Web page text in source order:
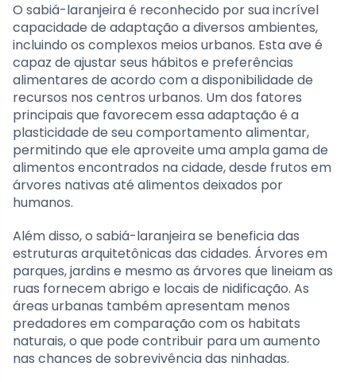
O sabiá-laranjeira é reconhecido por sua incrível
capacidade de adaptação a diversos ambientes,
incluindo os complexos meios urbanos. Esta ave é
capaz de ajustar seus hábitos e preferências
alimentares de acordo com a disponibilidade de
recursos nos centros urbanos. Um dos fatores
principais que favorecem essa adaptação é a
plasticidade de seu comportamento alimentar,
permitindo que ele aproveite uma ampla gama de
alimentos encontrados na cidade, desde frutos em
árvores nativas até alimentos deixados por
humanos.
Além disso, o sabiá-laranjeira se beneficia das
estruturas arquitetônicas das cidades. Árvores em
parques, jardins e mesmo as árvores que lineiam as
ruas fornecem abrigo e locais de nidificação. As
áreas urbanas também apresentam menos
predadores em comparação com os habitats
naturais, o que pode contribuir para um aumento
nas chances de sobrevivência das ninhadas.